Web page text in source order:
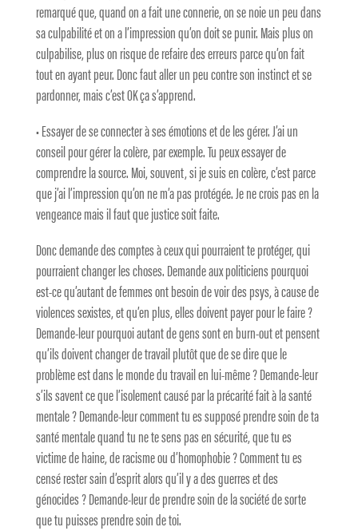
remarqué que, quand on a fait une connerie, on se noie un peu dans
sa culpabilité et on a l’impression qu’on doit se punir. Mais plus on
culpabilise, plus on risque de refaire des erreurs parce qu’on fait
tout en ayant peur. Donc faut aller un peu contre son instinct et se
pardonner, mais c’est OK ça s’apprend.
• Essayer de se connecter à ses émotions et de les gérer. J’ai un
conseil pour gérer la colère, par exemple. Tu peux essayer de
comprendre la source. Moi, souvent, si je suis en colère, c’est parce
que j’ai l’impression qu’on ne m’a pas protégée. Je ne crois pas en la
vengeance mais il faut que justice soit faite.
Donc demande des comptes à ceux qui pourraient te protéger, qui
pourraient changer les choses. Demande aux politiciens pourquoi
est-ce qu’autant de femmes ont besoin de voir des psys, à cause de
violences sexistes, et qu’en plus, elles doivent payer pour le faire ?
Demande-leur pourquoi autant de gens sont en burn-out et pensent
qu’ils doivent changer de travail plutôt que de se dire que le
problème est dans le monde du travail en lui-même ? Demande-leur
s’ils savent ce que l’isolement causé par la précarité fait à la santé
mentale ? Demande-leur comment tu es supposé prendre soin de ta
santé mentale quand tu ne te sens pas en sécurité, que tu es
victime de haine, de racisme ou d’homophobie ? Comment tu es
censé rester sain d’esprit alors qu’il y a des guerres et des
génocides ? Demande-leur de prendre soin de la société de sorte
que tu puisses prendre soin de toi.